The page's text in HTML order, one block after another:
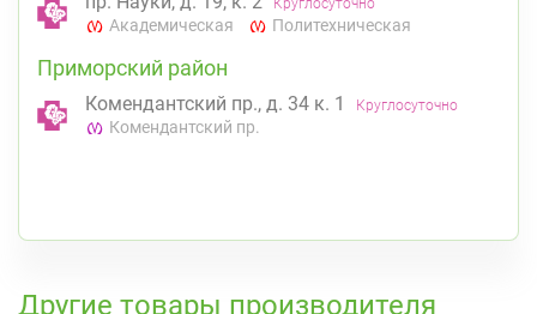
Круглосуточно
Академическая Политехническая
Приморский район
Комендантский пр., д. 34 к. 1 Круглосуточно
Комендантский пр.
Другие товары производителя